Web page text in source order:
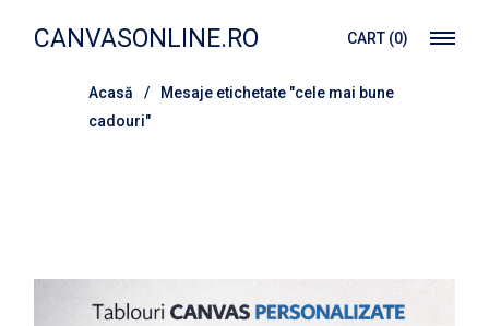
conținutCANVASONLINE.RO CART (0)
Acasă
Mesaje etichetate "cele mai bune
cadouri"